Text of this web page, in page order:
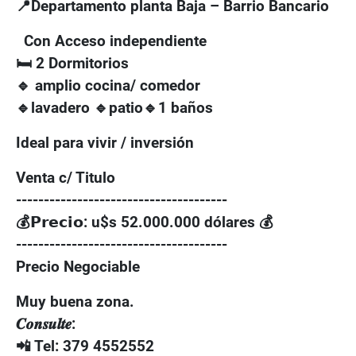
📍 Departamento planta Baja – Barrio Bancario
Con Acceso independiente
🛏 2 Dormitorios
🔹 amplio cocina/ comedor
🔹 lavadero 🔹 patio🔹 1 baños
Ideal para vivir / inversión
Venta c/ Titulo
--------------------------------------
💰𝗣𝗿𝗲𝗰𝗶𝗼: u$s 52.000.000 dólares 💰
--------------------------------------
Precio Negociable
Muy buena zona.
𝑪𝒐𝒏𝒔𝒖𝒍𝒕𝒆:
📲Tel: 379 4552552